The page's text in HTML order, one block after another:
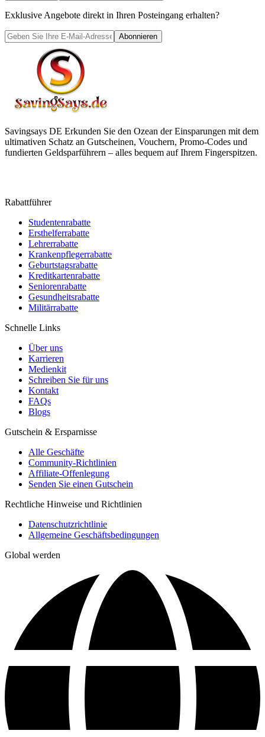
Exklusive Angebote direkt in Ihren Posteingang erhalten?
Abonnieren
Savingsays DE Erkunden Sie den Ozean der Einsparungen mit dem
ultimativen Schatz an Gutscheinen, Vouchern, Promo-Codes und
fundierten Geldsparführern – alles bequem auf Ihrem Fingerspitzen.
Rabattführer
Studentenrabatte
Ersthelferrabatte
Lehrerrabatte
Krankenpflegerrabatte
Geburtstagsrabatte
Kreditkartenrabatte
Seniorenrabatte
Gesundheitsrabatte
Militärrabatte
Schnelle Links
Über uns
Karrieren
Medienkit
Schreiben Sie für uns
Kontakt
FAQs
Blogs
Gutschein & Ersparnisse
Alle Geschäfte
Community-Richtlinien
Affiliate-Offenlegung
Senden Sie einen Gutschein
Rechtliche Hinweise und Richtlinien
Datenschutzrichtlinie
Allgemeine Geschäftsbedingungen
Global werden